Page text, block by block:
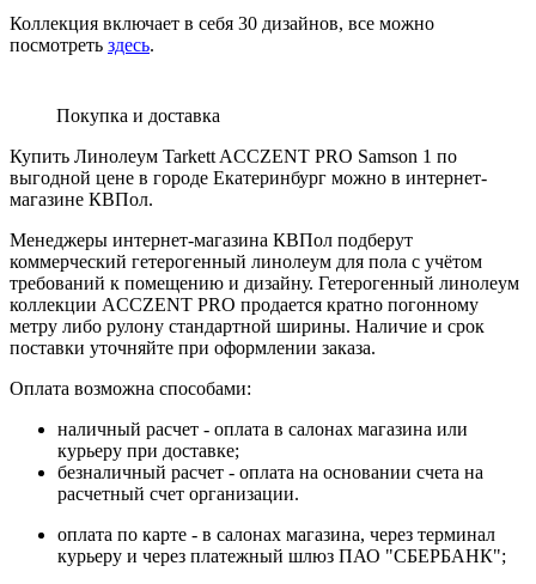
Коллекция включает в себя 30 дизайнов, все можно
посмотреть здесь.
Покупка и доставка
Купить Линолеум Tarkett ACCZENT PRO Samson 1 по
выгодной цене в городе Екатеринбург можно в интернет-
магазине КВПол.
Менеджеры интернет-магазина КВПол подберут
коммерческий гетерогенный линолеум для пола с учётом
требований к помещению и дизайну. Гетерогенный линолеум
коллекции ACCZENT PRO продается кратно погонному
метру либо рулону стандартной ширины. Наличие и срок
поставки уточняйте при оформлении заказа.
Оплата возможна способами:
наличный расчет - оплата в салонах магазина или
курьеру при доставке;
безналичный расчет - оплата на основании счета на
расчетный счет организации.
оплата по карте - в салонах магазина, через терминал
курьеру и через платежный шлюз ПАО "СБЕРБАНК";